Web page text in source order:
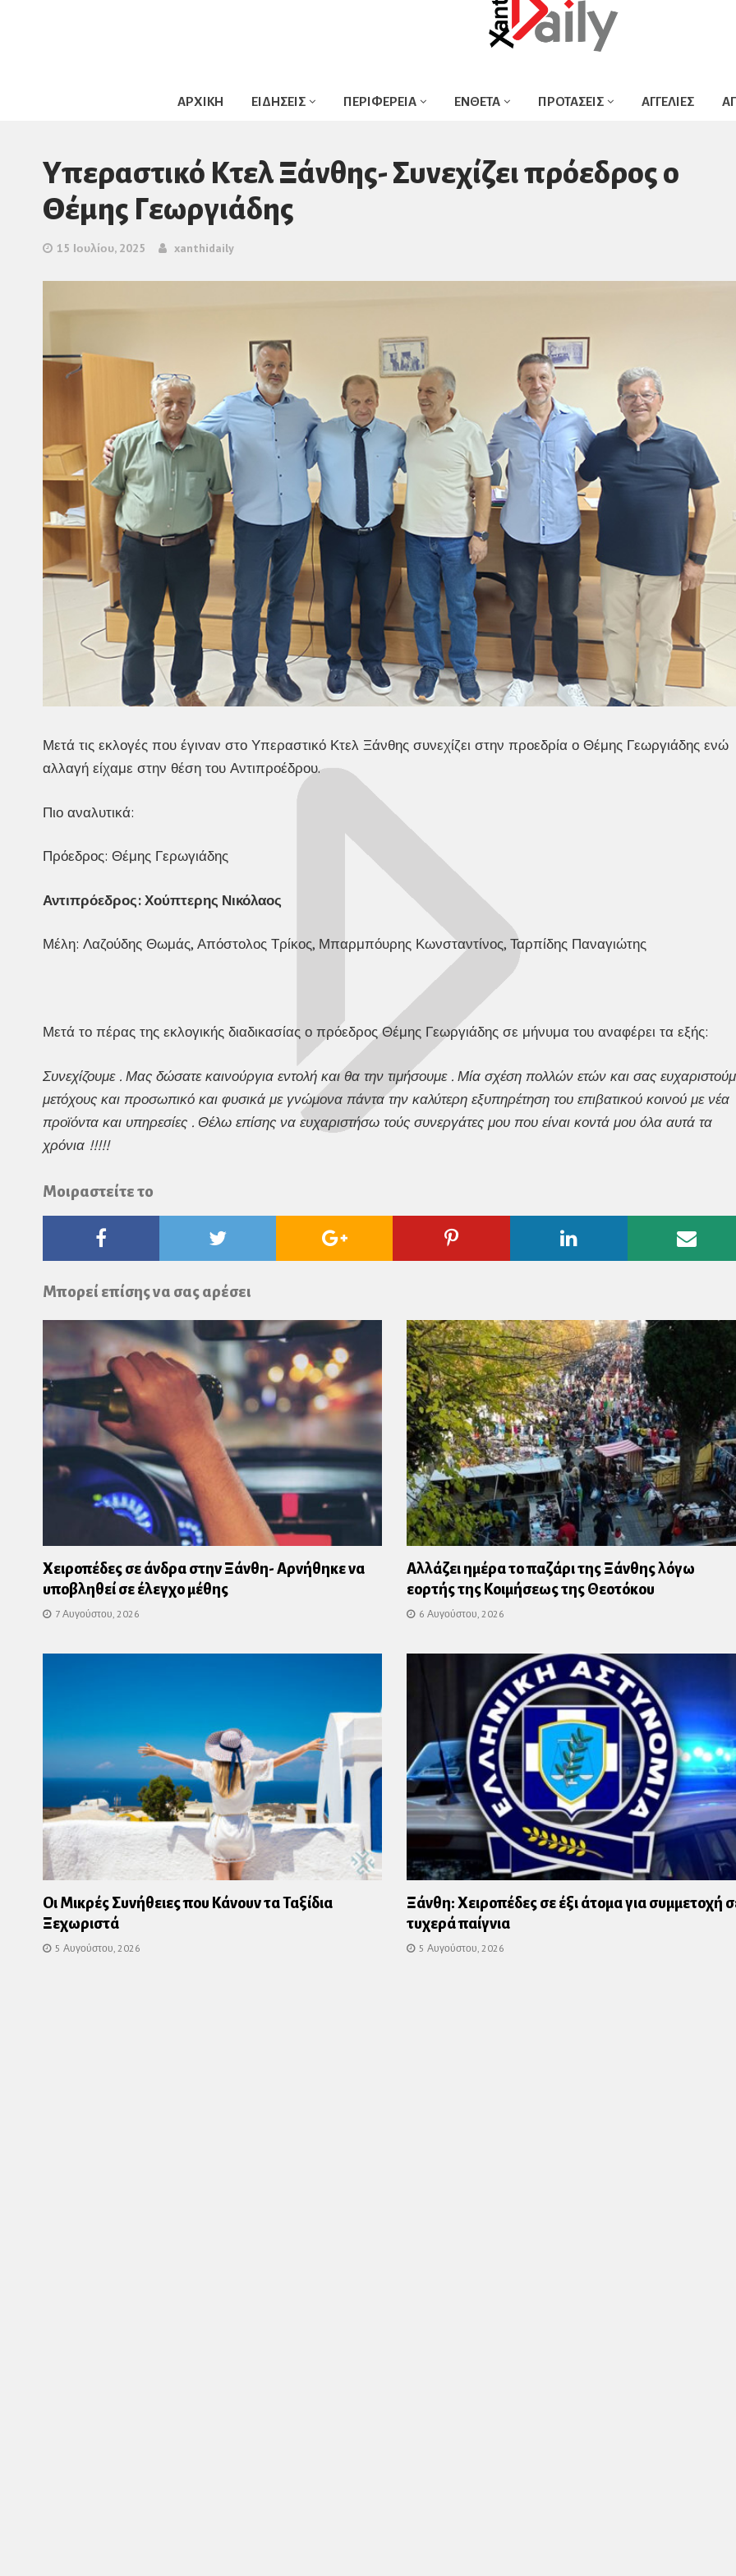
ΑΡΧΙΚΗ ΕΙΔΗΣΕΙΣ ΠΕΡΙΦΕΡΕΙΑ ΕΝΘΕΤΑ ΠΡΟΤΑΣΕΙΣ ΑΓΓΕΛΙΕΣ
Υπεραστικό Κτελ Ξάνθης- Συνεχίζει πρόεδρος ο
Θέμης Γεωργιάδης
15 Ιουλίου, 2025 xanthidaily
Μετά τις εκλογές που έγιναν στο Υπεραστικό Κτελ Ξάνθης συνεχίζει στην προεδρία ο Θέμης Γεωργιάδης ενώ
αλλαγή είχαμε στην θέση του Αντιπροέδρου.
Πιο αναλυτικά:
Πρόεδρος: Θέμης Γερωγιάδης
Αντιπρόεδρος: Χούπτερης Νικόλαος
Μέλη: Λαζούδης Θωμάς, Απόστολος Τρίκος, Μπαρμπόυρης Κωνσταντίνος, Ταρπίδης Παναγιώτης
Μετά το πέρας της εκλογικής διαδικασίας ο πρόεδρος Θέμης Γεωργιάδης σε μήνυμα του αναφέρει τα εξής:
Συνεχίζουμε . Μας δώσατε καινούργια εντολή και θα την τιμήσουμε . Μία σχέση πολλών ετών και σας
μετόχους και προσωπικό και φυσικά με γνώμονα πάντα την καλύτερη εξυπηρέτηση του επιβατικού κοινού με νέα
προϊόντα και υπηρεσίες . Θέλω επίσης να ευχαριστήσω τούς συνεργάτες μου που είναι κοντά μου όλα αυτά τα
χρόνια !!!!!
Μοιραστείτε το
Twitter
Google
Pinterest Linkedin
Μπορεί επίσης να σας αρέσει
Χειροπέδες σε άνδρα στην Ξάνθη- Αρνήθηκε να
υποβληθεί σε έλεγχο μέθης
7 Αυγούστου, 2026
Αλλάζει ημέρα το παζάρι της Ξάνθης λόγω
εορτής της Κοιμήσεως της Θεοτόκου
6 Αυγούστου, 2026
Οι Μικρές Συνήθειες που Κάνουν τα Ταξίδια
Ξεχωριστά
5 Αυγούστου, 2026
Ξάνθη: Χειροπέδες σε έξι άτομα για συμμετοχή
τυχερά παίγνια
5 Αυγούστου, 2026